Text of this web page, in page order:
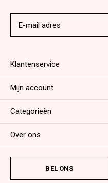
Klantenservice
Mijn account
Categorieën
Over ons
BEL ONS